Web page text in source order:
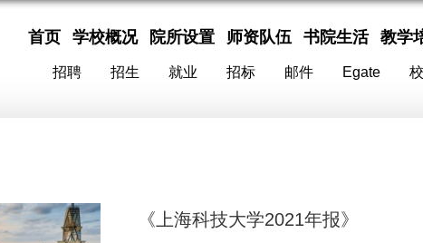
首页 学校概况 院所设置 师资队伍 书院生活 教学
招聘 招生 就业 招标 邮件 Egate
《上海科技大学2021年报》